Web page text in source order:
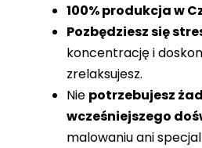
100% produkcja w
Pozbędziesz się
koncentrację i
zrelaksujesz.
Nie potrzebujesz
wcześniejszego
malowaniu ani